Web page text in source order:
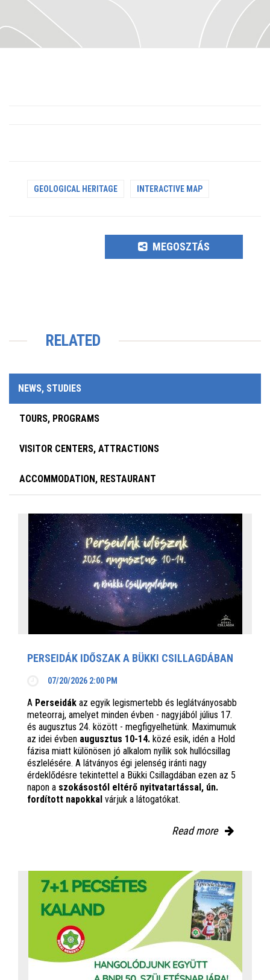
GEOLOGICAL HERITAGE INTERACTIVE MAP
MEGOSZTÁS
RELATED
NEWS, STUDIES
TOURS, PROGRAMS
VISITOR CENTERS, ATTRACTIONS
ACCOMMODATION, RESTAURANT
PERSEIDÁK IDŐSZAK A BÜKKI CSILLAGDÁBAN
07/20/2026 2:00 PM
A Perseidák az egyik legismertebb és leglátványosabb
meteorraj, amelyet minden évben - nagyjából július 17.
és augusztus 24. között - megfigyelhetünk. Maximumuk
az idei évben augusztus 10-14. közé esik, idén a Hold
fázisa miatt különösen jó alkalom nyílik sok hullócsillag
észlelésére. A látványos égi jelenség iránti nagy
érdeklődésre tekintettel a Bükki Csillagdában ezen az 5
napon a szokásostól eltérő nyitvatartással, ún.
fordított napokkal várjuk a látogatókat.
Read more